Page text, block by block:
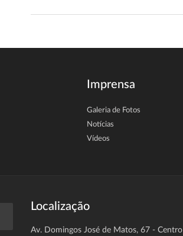
Imprensa
Galeria de Fotos
Notícias
Vídeos
Localização
Av. Domingos José de Matos, 67 - Centro